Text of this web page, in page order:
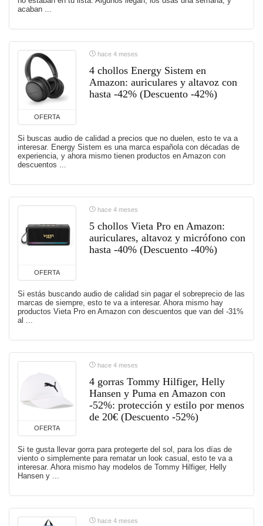
acaban ...
OFERTA
hace 4 meses
4 chollos Energy Sistem en
Amazon: auriculares y altavoz con
hasta -42% (Descuento -42%)
Si buscas audio de calidad a precios que no duelen, esto te va a
interesar. Energy Sistem es una marca española con décadas de
experiencia, y ahora mismo tienen productos en Amazon con
descuentos ...
OFERTA
hace 4 meses
5 chollos Vieta Pro en Amazon:
auriculares, altavoz y micrófono con
hasta -40% (Descuento -40%)
Si estás buscando audio de calidad sin pagar el sobreprecio de las
marcas de siempre, esto te va a interesar. Ahora mismo hay
productos Vieta Pro en Amazon con descuentos que van del -31%
al ...
OFERTA
hace 4 meses
4 gorras Tommy Hilfiger, Helly
Hansen y Puma en Amazon con
-52%: protección y estilo por menos
de 20€ (Descuento -52%)
Si te gusta llevar gorra para protegerte del sol, para los días de
viento o simplemente para rematar un look casual, esto te va a
interesar. Ahora mismo hay modelos de Tommy Hilfiger, Helly
Hansen y ...
hace 4 meses